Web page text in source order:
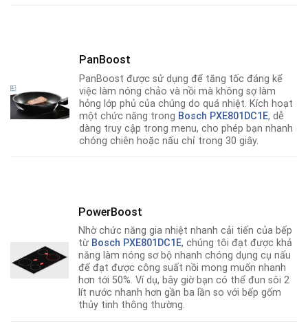
PanBoost
PanBoost được sử dụng để tăng tốc đáng kể
việc làm nóng chảo và nồi mà không sợ làm
hỏng lớp phủ của chúng do quá nhiệt. Kích hoạt
một chức năng trong Bosch PXE801DC1E, dễ
dàng truy cập trong menu, cho phép bạn nhanh
chóng chiên hoặc nấu chỉ trong 30 giây.
PowerBoost
Nhờ chức n­­­ăng gia nhiệt nhanh cải tiến của bếp
từ Bosch PXE801DC1E, chúng tôi đạt được khả
năng làm nóng sơ bộ nhanh chóng dụng cụ nấu
để đạt được công suất nồi mong muốn nhanh
hơn tới 50%. Ví dụ, bây giờ bạn có thể đun sôi 2
lít nước nhanh hơn gần ba lần so với bếp gốm
thủy tinh thông thường.